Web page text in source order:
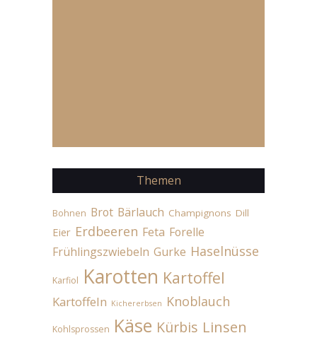
Themen
Bohnen Brot Bärlauch Champignons Dill
Eier Erdbeeren Feta Forelle
Frühlingszwiebeln Gurke Haselnüsse
Karfiol Karotten Kartoffel
Kartoffeln Kichererbsen Knoblauch
Kohlsprossen Käse Kürbis Linsen